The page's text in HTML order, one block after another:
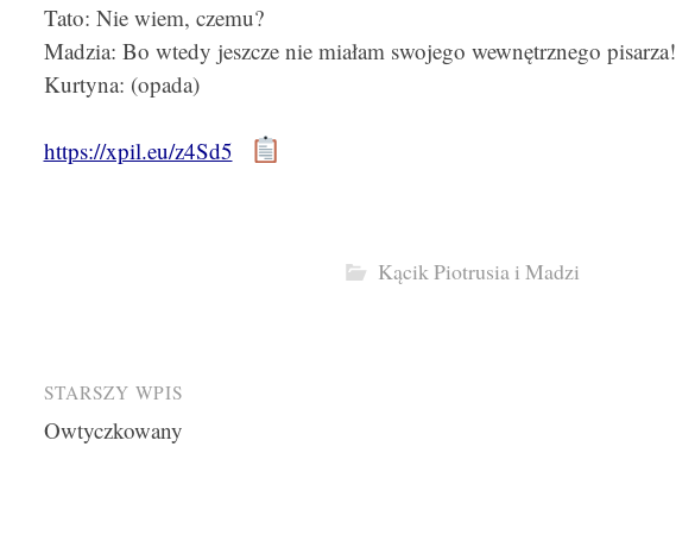
Tato: Nie wiem, czemu?
Madzia: Bo wtedy jeszcze nie miałam swojego wewnętrznego pisarza!
Kurtyna: (opada)
https://xpil.eu/z4Sd5
Kącik Piotrusia i Madzi
Post
navigation
STARSZY WPIS
Owtyczkowany